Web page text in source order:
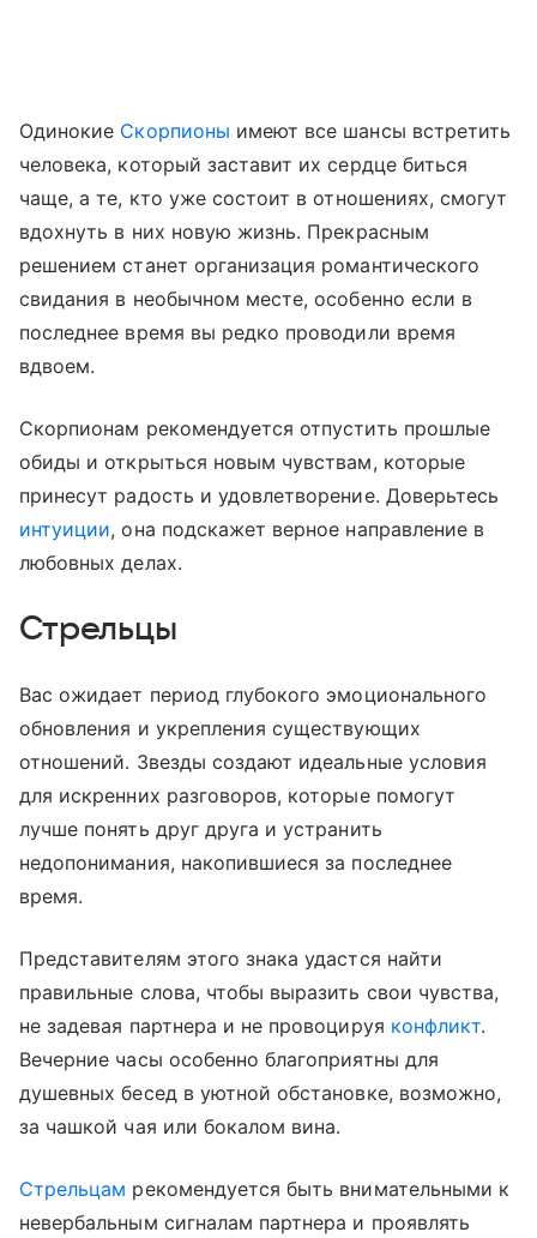
Одинокие Скорпионы имеют все шансы встретить
человека, который заставит их сердце биться
чаще, а те, кто уже состоит в отношениях, смогут
вдохнуть в них новую жизнь. Прекрасным
решением станет организация романтического
свидания в необычном месте, особенно если в
последнее время вы редко проводили время
вдвоем.
Скорпионам рекомендуется отпустить прошлые
обиды и открыться новым чувствам, которые
принесут радость и удовлетворение. Доверьтесь
интуиции, она подскажет верное направление в
любовных делах.
Стрельцы
Вас ожидает период глубокого эмоционального
обновления и укрепления существующих
отношений. Звезды создают идеальные условия
для искренних разговоров, которые помогут
лучше понять друг друга и устранить
недопонимания, накопившиеся за последнее
время.
Представителям этого знака удастся найти
правильные слова, чтобы выразить свои чувства,
не задевая партнера и не провоцируя конфликт.
Вечерние часы особенно благоприятны для
душевных бесед в уютной обстановке, возможно,
за чашкой чая или бокалом вина.
Стрельцам рекомендуется быть внимательными к
невербальным сигналам партнера и проявлять